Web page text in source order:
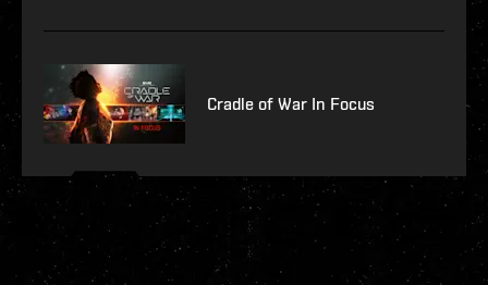
Cradle of War In Focus